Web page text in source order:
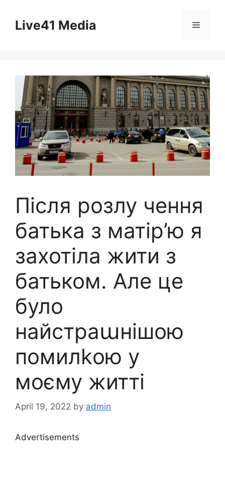
contentLive41 Media Menu
Після розлу чення
батька з матір’ю я
захотіла жити з
батьком. Але це
було
найстраաнішою
помилkою у
моєму житті
April 19, 2022 by admin
Advertisements